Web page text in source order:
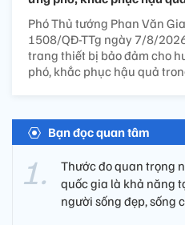
Phó Thủ tướng Phan Văn
1508/QĐ-TTg ngày 7/8/
trang thiết bị bảo đảm cho
phó, khắc phục hậu quả
Bạn đọc quan tâm
Thước đo quan trọng
quốc gia là khả năng
người sống đẹp, sống